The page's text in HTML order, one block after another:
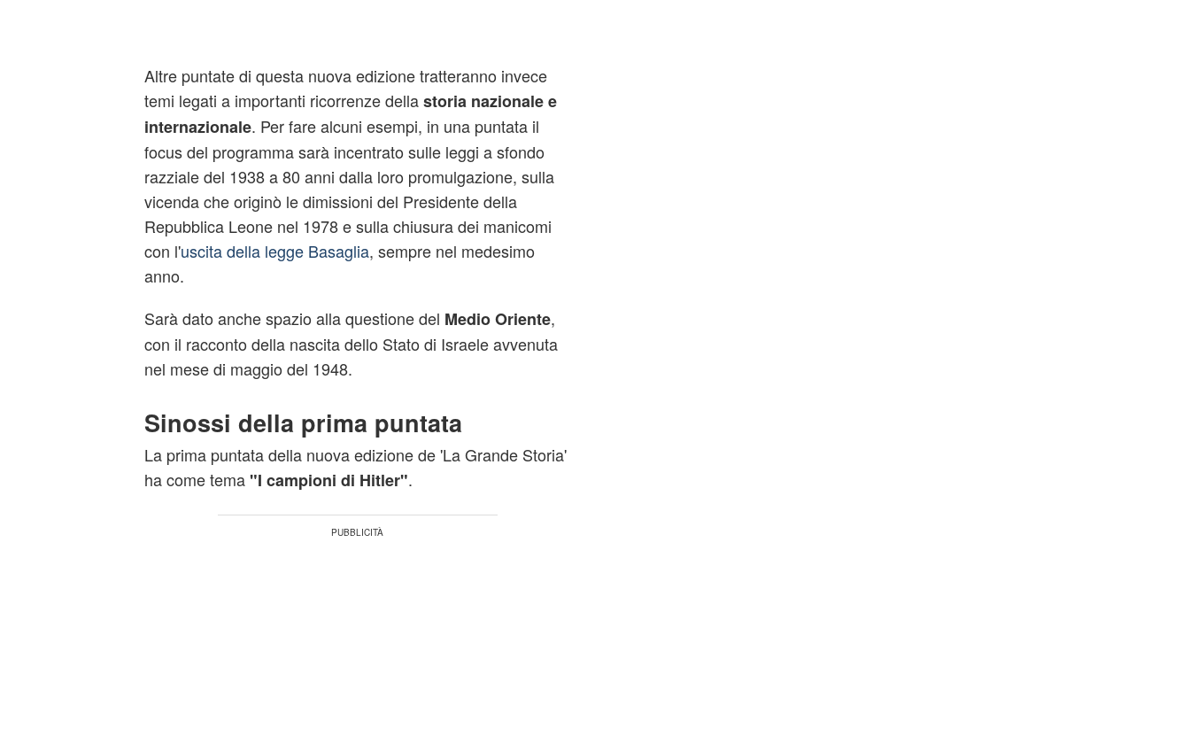
Altre puntate di questa nuova edizione tratteranno invece
temi legati a importanti ricorrenze dellastoria nazionale e
internazionale. Per fare alcuni esempi, in una puntata il
focus del programma sarà incentrato sulle leggi a sfondo
razziale del 1938 a 80 anni dalla loro promulgazione, sulla
vicenda che originò le dimissioni del Presidente della
Repubblica Leone nel 1978 e sulla chiusura dei manicomi
con l'uscita della legge Basaglia, sempre nel medesimo
anno.
Sarà dato anche spazio alla questione del Medio Oriente,
con il racconto della nascita dello Stato di Israele avvenuta
nel mese di maggio del 1948.
Sinossi della prima puntata
La prima puntata della nuova edizione de 'La Grande Storia'
ha come tema "I campioni di Hitler".